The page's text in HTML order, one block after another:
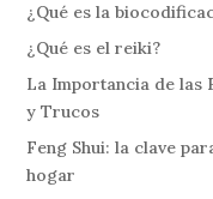
¿Qué es la
¿Qué es el reiki?
La Importancia de las
y Trucos
Feng Shui: la clave
hogar